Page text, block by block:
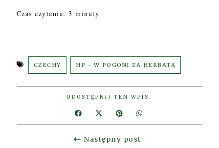
Czas czytania: 3 minuty
CZECHY HP - W POGONI ZA HERBATĄ
UDOSTĘPNIJ TEN WPIS:
Następny post